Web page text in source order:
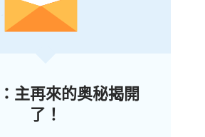
主再來的奥秘揭開
了！